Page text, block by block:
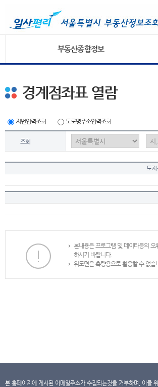
부동산종합정보
경계점좌표 열람
지번입력조회 도로명주소입력조회
조회
토지
본내용은 프로그램 및 데이타등의
하시기 바랍니다.
위도면은 측량용으로 활용할 수 없습
본 홈페이지에 게시된 이메일주소가 수집되는것을 거부하며, 이를